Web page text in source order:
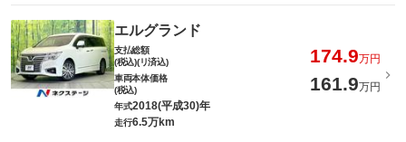
エルグランド
支払総額
(税込)(リ済込)
174.9万円
車両本体価格
(税込)
161.9万円
年式2018(平成30)年
走行6.5万km